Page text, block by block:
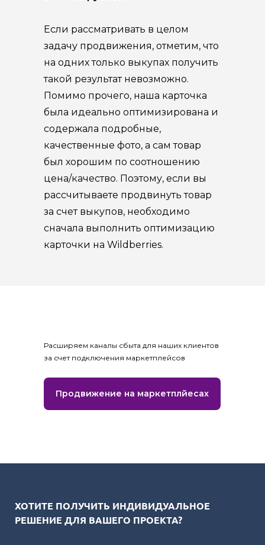
Если рассматривать в целом
задачу продвижения, отметим, что
на одних только выкупах получить
такой результат невозможно.
Помимо прочего, наша карточка
была идеально оптимизирована и
содержала подробные,
качественные фото, а сам товар
был хорошим по соотношению
цена/качество. Поэтому, если вы
рассчитываете продвинуть товар
за счет выкупов, необходимо
сначала выполнить оптимизацию
карточки на Wildberries.
Расширяем каналы сбыта для наших клиентов
за счет подключения маркетплейсов
Продвижение на маркетплйесах
ХОТИТЕ ПОЛУЧИТЬ ИНДИВИДУАЛЬНОЕ
РЕШЕНИЕ ДЛЯ ВАШЕГО ПРОЕКТА?